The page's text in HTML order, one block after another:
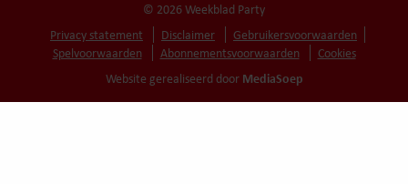
© 2026 Weekblad Party
Privacy statement
Disclaimer
Gebruikersvoorwaarden
Spelvoorwaarden
Abonnementsvoorwaarden
Cookies
Website gerealiseerd door MediaSoep